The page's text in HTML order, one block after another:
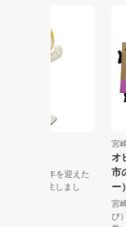
年、市制100周年を迎えた
市で、新たに誕生しまし